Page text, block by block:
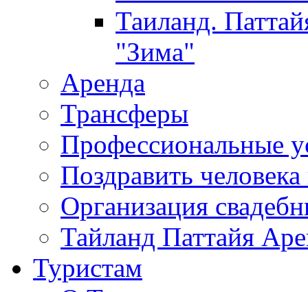
Таиланд.
"Зима"
Аренда
Трансферы
Профессиональные
Поздравить
Организация
Тайланд Паттайя
Туристам